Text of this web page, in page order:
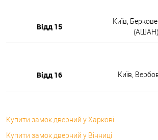
Відд 15
Київ,
(АШАН)
Відд 16 Київ,
Купити замок дверний у Харкові
Купити замок дверний у Вінниці